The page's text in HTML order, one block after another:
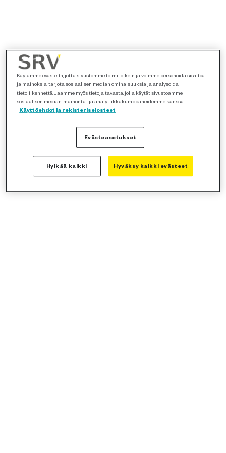
Käytämme evästeitä, jotta sivustomme toimii oikein ja voimme personoida sisältöä
ja mainoksia, tarjota sosiaalisen median ominaisuuksia ja analysoida
tietoliikennettä. Jaamme myös tietoja tavasta, jolla käytät sivustoamme
sosiaalisen median, mainonta- ja analytiikkakumppaneidemme kanssa.
Käyttöehdot ja rekisteriselosteet
Evästeasetukset
Hylkää kaikki Hyväksy kaikki evästeet